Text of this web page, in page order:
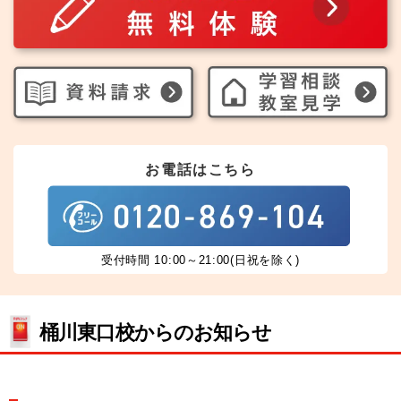
お電話はこちら
受付時間 10:00～21:00(日祝を除く)
桶川東口校からのお知らせ